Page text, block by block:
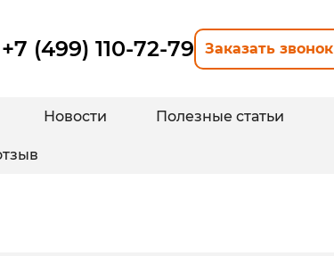
+7 (499) 110-72-79 Заказать звонок
Новости Полезные статьи